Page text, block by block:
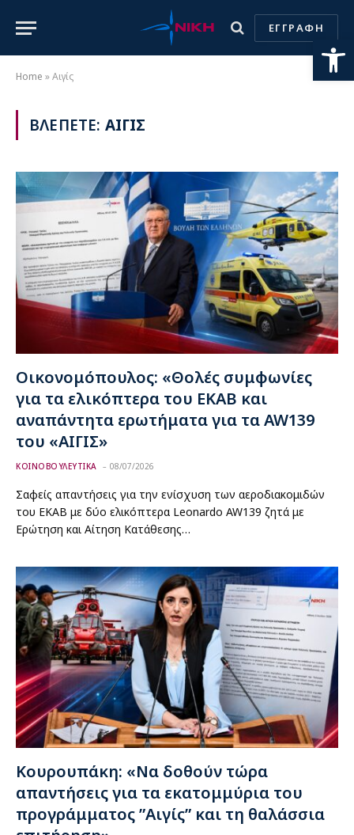
ΕΓΓΡΑΦΗ
Home »Αιγίς
ΒΛΕΠΕΤΕ: ΑΙΓΙΣ
Οικονομόπουλος: «Θολές συμφωνίες
για τα ελικόπτερα του ΕΚΑΒ και
αναπάντητα ερωτήματα για τα AW139
του «ΑΙΓΙΣ»
ΚΟΙΝΟΒΟΥΛΕΥΤΙΚΑ 08/07/2026
Σαφείς απαντήσεις για την ενίσχυση των αεροδιακομιδών
του ΕΚΑΒ με δύο ελικόπτερα Leonardo AW139 ζητά με
Ερώτηση και Αίτηση Κατάθεσης…
Κουρουπάκη: «Να δοθούν τώρα
απαντήσεις για τα εκατομμύρια του
προγράμματος ”Αιγίς” και τη θαλάσσια